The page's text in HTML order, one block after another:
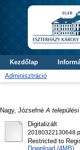
Kezdőlap
Adminisztráció
Nagy, Józsefné A
Digitalizált
Restricted to
Download (4MB)